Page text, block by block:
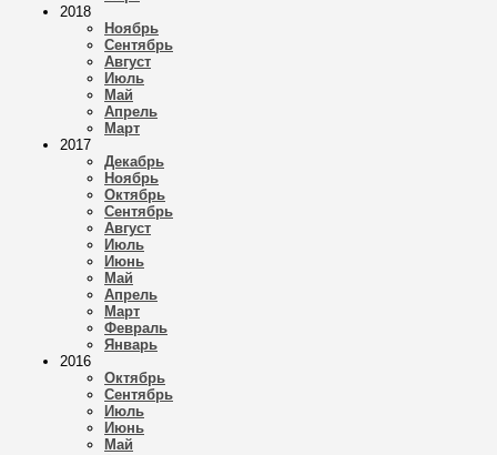
2018
Ноябрь
Сентябрь
Август
Июль
Май
Апрель
Март
2017
Декабрь
Ноябрь
Октябрь
Сентябрь
Август
Июль
Июнь
Май
Апрель
Март
Февраль
Январь
2016
Октябрь
Сентябрь
Июль
Июнь
Май